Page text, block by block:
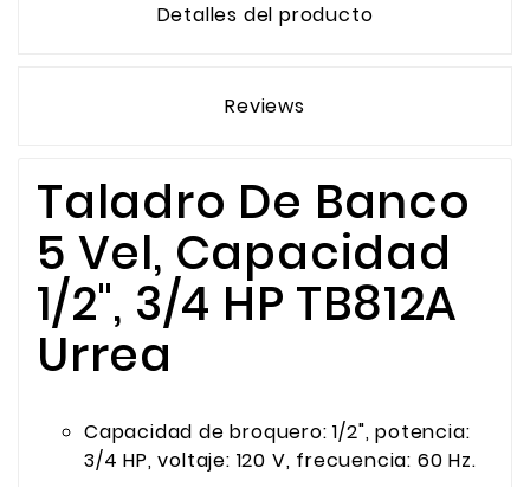
Detalles del producto
Reviews
Taladro De Banco
5 Vel, Capacidad
1/2", 3/4 HP TB812A
Urrea
Capacidad de broquero: 1/2", potencia:
3/4 HP, voltaje: 120 V, frecuencia: 60 Hz.